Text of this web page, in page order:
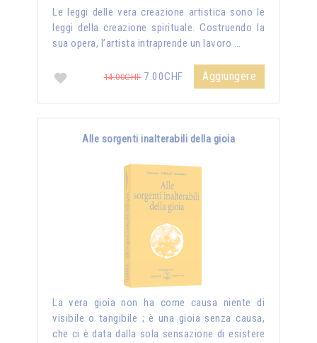
Le leggi delle vera creazione artistica sono le
leggi della creazione spirituale. Costruendo la
sua opera, l’artista intraprende un lavoro …
14.00CHF7.00CHF Aggiungere
Alle sorgenti inalterabili della gioia
La vera gioia non ha come causa niente di
visibile o tangibile ; è una gioia senza causa,
che ci è data dalla sola sensazione di esistere